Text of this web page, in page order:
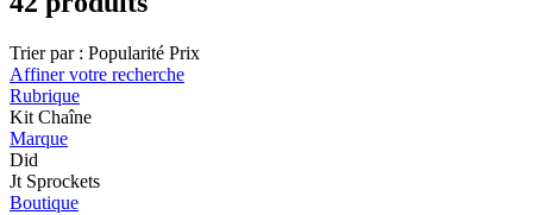
Trier par : Popularité Prix
Affiner votre recherche
Rubrique
Kit Chaîne
Marque
Did
Jt Sprockets
Boutique